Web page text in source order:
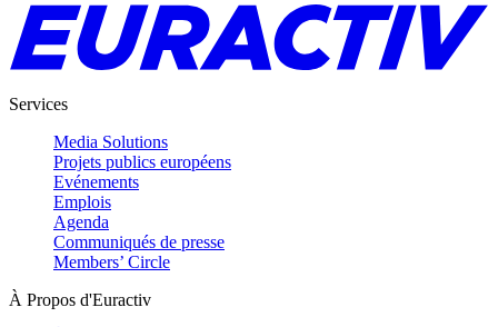
Services
Media Solutions
Projets publics européens
Evénements
Emplois
Agenda
Communiqués de presse
Members’ Circle
À Propos d'Euractiv